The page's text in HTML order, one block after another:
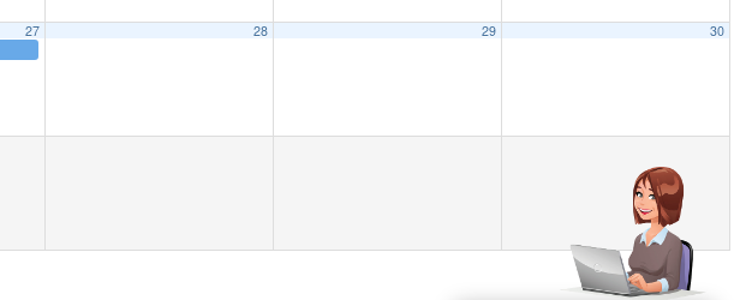
27 28 29 30